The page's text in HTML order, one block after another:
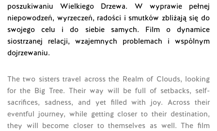
poszukiwaniu Wielkiego Drzewa. W wyprawie pełnej
niepowodzeń, wyrzeczeń, radości i smutków zbliżają się do
swojego celu i do siebie samych. Film o dynamice
siostrzanej relacji, wzajemnych problemach i wspólnym
dojrzewaniu.
The two sisters travel across the Realm of Clouds, looking
for the Big Tree. Their way will be full of setbacks, self-
sacrifices, sadness, and yet filled with joy. Across their
eventful journey, while getting closer to their destination,
they will become closer to themselves as well. The film